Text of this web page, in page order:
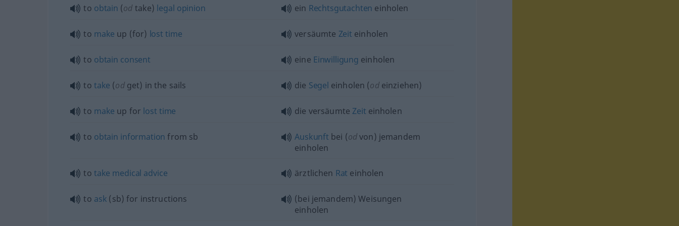
to obtain (od take) legal opinion ein Rechtsgutachten einholen
to make up (for) lost time versäumte Zeit einholen
to obtain consent eine Einwilligung einholen
to take (odget) in the sails die Segel einholen (odeinziehen)
to make up for lost time die versäumte Zeit einholen
to obtain information from sb Auskunft bei (odvon) jemandem
einholen
to take medical advice ärztlichen Rat einholen
to ask (sb) for instructions
(bei jemandem) Weisungen
einholen